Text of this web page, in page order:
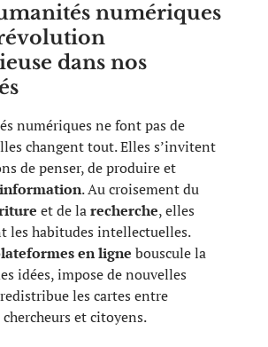
numériques
dans nos
numériques ne font pas de
changent tout. Elles s’invitent
de penser, de produire et
information. Au croisement du
et de larecherche, elles
les habitudes intellectuelles.
en ligne bouscule la
idées, impose de nouvelles
les cartes entre
et citoyens.